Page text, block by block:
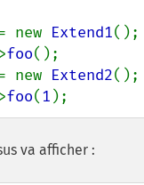
new Extend1
foo
new Extend2
foo(1 );
va afficher :